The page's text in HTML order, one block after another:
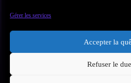
Gérer les services
Accepter la
Refuser le
Mon Panier
INFOS &
Conditions Générales de Vente